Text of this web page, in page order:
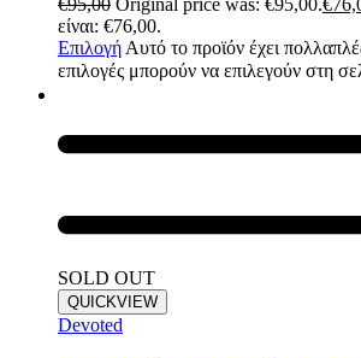
€95,00 Original price was: €95,00.€
είναι: €76,00.
Επιλογή Αυτό το προϊόν έχει
επιλογές μπορούν να επιλεγούν στη
SOLD OUT
QUICKVIEW
Devoted